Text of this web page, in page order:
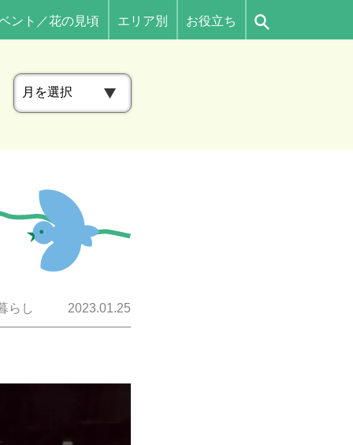
ント／花の見頃 エリア別 お役立ち
ア
ー
ブ
らし 2023.01.25